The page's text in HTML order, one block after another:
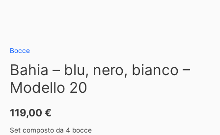
Bocce
Bahia – blu, nero, bianco –
Modello 20
119,00 €
Set composto da 4 bocce